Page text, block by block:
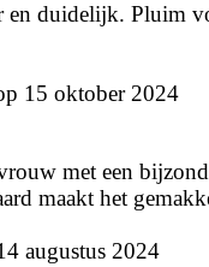
duidelijk. Pluim
15 oktober 2024
met een
maakt het
augustus 2024